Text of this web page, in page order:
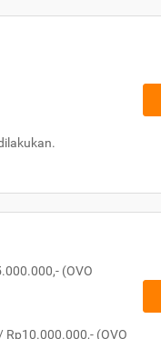
(OVO
Rp10.000.000,- (OVO